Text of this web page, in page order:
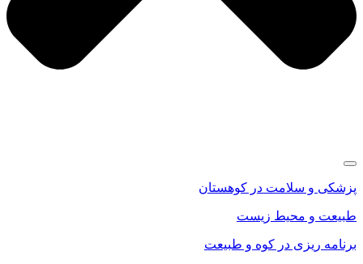
پزشکی و سلامت در کوهستان
طبیعت و محیط زیست
برنامه ریزی در کوه و طبیعت